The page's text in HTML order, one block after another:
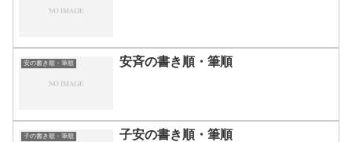
安の書き順・筆順 安斉の書き順・筆順
子の書き順・筆順 子安の書き順・筆順